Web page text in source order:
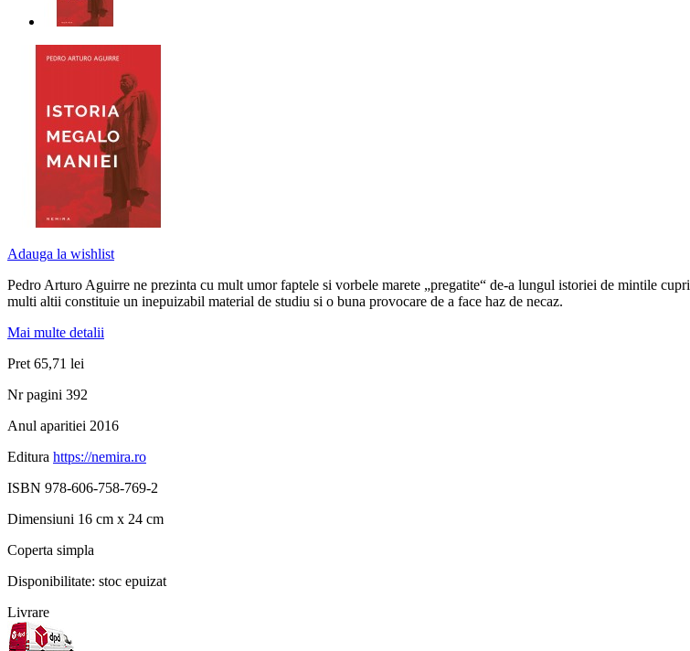
Adauga la wishlist
Pedro Arturo Aguirre ne prezinta cu mult umor faptele si vorbele marete „pregatite“ de-a lungul istoriei de mintile
multi altii constituie un inepuizabil material de studiu si o buna provocare de a face haz de necaz.
Mai multe detalii
Pret 65,71 lei
Nr pagini 392
Anul aparitiei 2016
Editura https://nemira.ro
ISBN 978-606-758-769-2
Dimensiuni 16 cm x 24 cm
Coperta simpla
Disponibilitate: stoc epuizat
Livrare